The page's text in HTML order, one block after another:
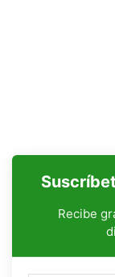
Recibe